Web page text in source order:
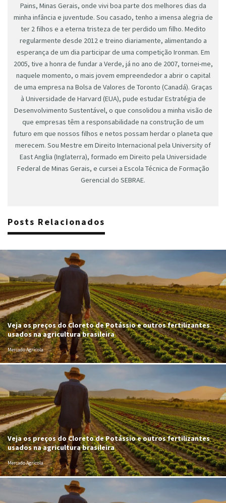
Pains, Minas Gerais, onde vivi boa parte dos melhores dias da
minha infância e juventude. Sou casado, tenho a imensa alegria de
ter 2 filhos e a eterna tristeza de ter perdido um filho. Medito
regularmente desde 2012 e treino diariamente, alimentando a
esperança de um dia participar de uma competição Ironman. Em
2005, tive a honra de fundar a Verde, já no ano de 2007, tornei-me,
naquele momento, o mais jovem empreendedor a abrir o capital
de uma empresa na Bolsa de Valores de Toronto (Canadá). Graças
à Universidade de Harvard (EUA), pude estudar Estratégia de
Desenvolvimento Sustentável, o que consolidou a minha visão de
que empresas têm a responsabilidade na construção de um
futuro em que nossos filhos e netos possam herdar o planeta que
merecem. Sou Mestre em Direito Internacional pela University of
East Anglia (Inglaterra), formado em Direito pela Universidade
Federal de Minas Gerais, e cursei a Escola Técnica de Formação
Gerencial do SEBRAE.
Posts Relacionados
Veja os preços do Cloreto de Potássio e outros fertilizantes
usados na agricultura brasileira
Mercado Agrícola
Veja os preços do Cloreto de Potássio e outros fertilizantes
usados na agricultura brasileira
Mercado Agrícola